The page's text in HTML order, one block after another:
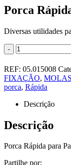
Porca
Diversas utilidades
-
REF: 05.015008
FIXAÇÃO,
porca, Rápida
Descrição
Descrição
Porca Rápida para
Partilhe por: